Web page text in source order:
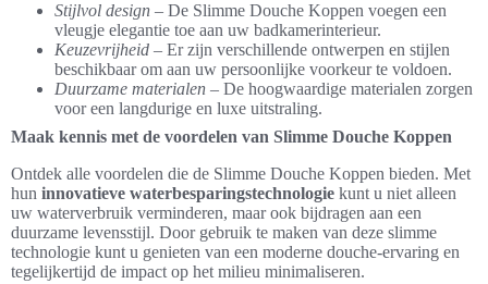
Stijlvol design – De Slimme Douche Koppen voegen een
vleugje elegantie toe aan uw badkamerinterieur.
Keuzevrijheid – Er zijn verschillende ontwerpen en stijlen
beschikbaar om aan uw persoonlijke voorkeur te voldoen.
Duurzame materialen – De hoogwaardige materialen zorgen
voor een langdurige en luxe uitstraling.
Maak kennis met de voordelen van Slimme Douche Koppen
Ontdek alle voordelen die de Slimme Douche Koppen bieden. Met
hun innovatieve waterbesparingstechnologie kunt u niet alleen
uw waterverbruik verminderen, maar ook bijdragen aan een
duurzame levensstijl. Door gebruik te maken van deze slimme
technologie kunt u genieten van een moderne douche-ervaring en
tegelijkertijd de impact op het milieu minimaliseren.